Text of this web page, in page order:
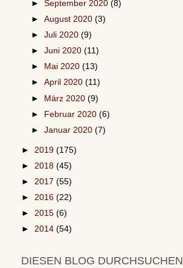
►September 2020(8)
►August 2020(3)
►Juli 2020(9)
►Juni 2020(11)
►
Mai 2020(13)
►April 2020(11)
► März 2020(9)
► Februar 2020(6)
►Januar 2020(7)
► 2019 (175)
► 2018 (45)
► 2017 (55)
► 2016 (22)
► 2015 (6)
► 2014 (54)
DIESEN BLOG DURCHSUCHEN